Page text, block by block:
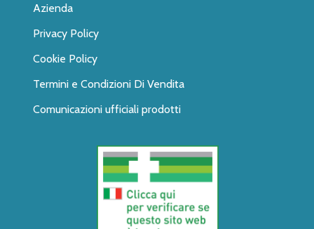
Azienda
Privacy Policy
Cookie Policy
Termini e Condizioni Di Vendita
Comunicazioni ufficiali prodotti